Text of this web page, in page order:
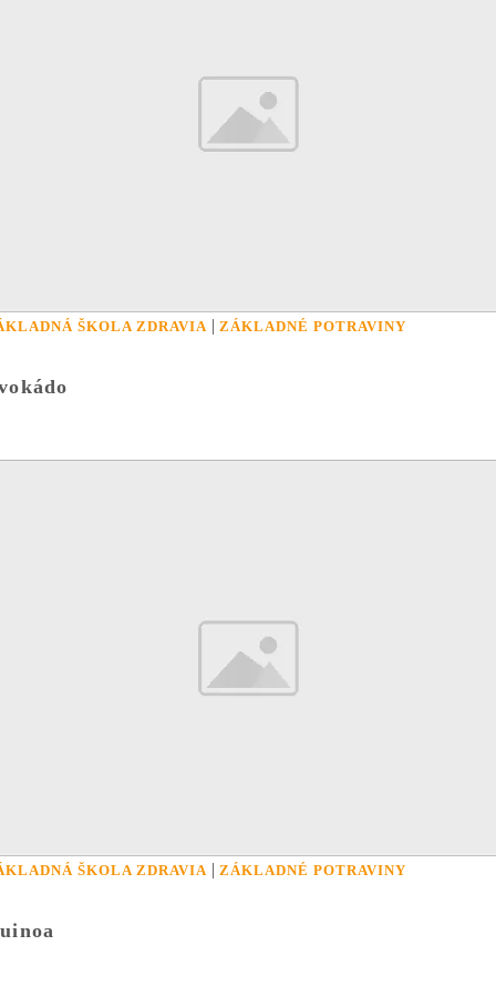
ŠKOLA ZDRAVIA | ZÁKLADNÉ POTRAVINY
ŠKOLA ZDRAVIA | ZÁKLADNÉ POTRAVINY